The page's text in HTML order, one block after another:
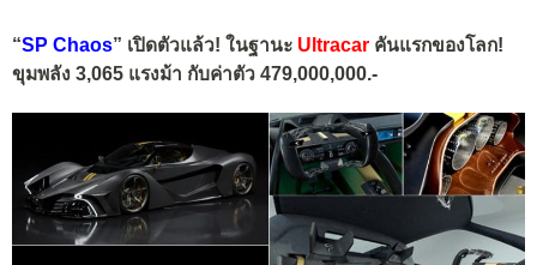
“SP Chaos” เปิดตัวแล้ว! ในฐานะ Ultracar คันแรกของโลก!
ขุมพลัง 3,065 แรงม้า กับค่าตัว 479,000,000.-